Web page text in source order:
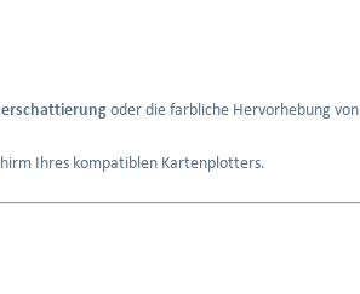
oder die farbliche Hervorhebung von
Ihres kompatiblen Kartenplotters.